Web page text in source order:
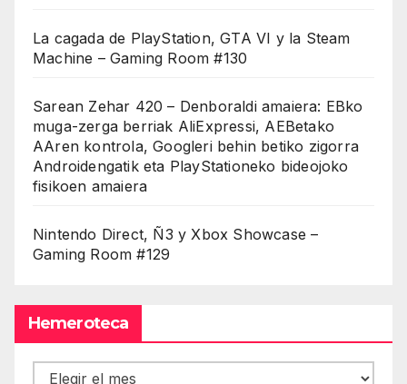
La cagada de PlayStation, GTA VI y la Steam
Machine – Gaming Room #130
Sarean Zehar 420 – Denboraldi amaiera: EBko
muga-zerga berriak AliExpressi, AEBetako
AAren kontrola, Googleri behin betiko zigorra
Androidengatik eta PlayStationeko bideojoko
fisikoen amaiera
Nintendo Direct, Ñ3 y Xbox Showcase –
Gaming Room #129
Hemeroteca
Hemeroteca